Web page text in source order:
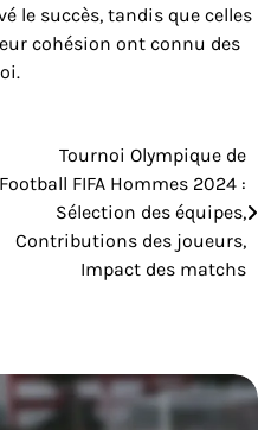
le succès, tandis que celles
cohésion ont connu des
Tournoi Olympique de
Football FIFA Hommes 2024 :
Sélection des équipes,
Contributions des joueurs,
Impact des matchs